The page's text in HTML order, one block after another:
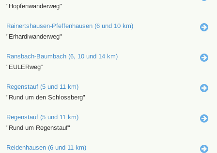
"Hopfenwanderweg"
Rainertshausen-Pfeffenhausen (6 und 10 km)
"Erhardiwanderweg"
Ransbach-Baumbach (6, 10 und 14 km)
"EULERweg“
Regenstauf (5 und 11 km)
"Rund um den Schlossberg"
Regenstauf (5 und 11 km)
"Rund um Regenstauf"
Reidenhausen (6 und 11 km)